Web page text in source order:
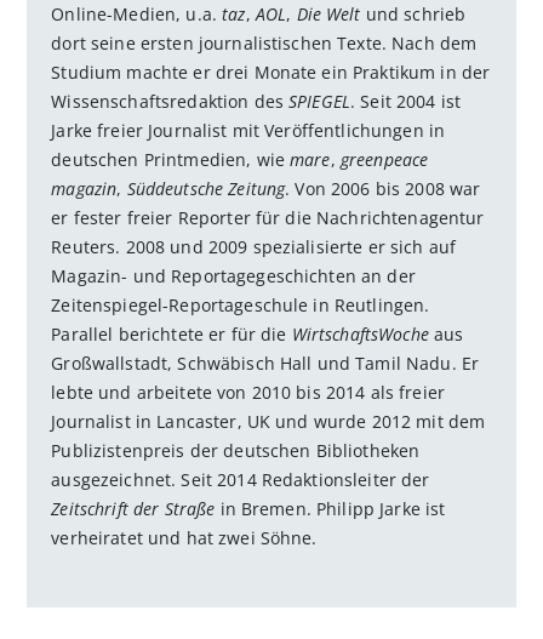
Online-Medien, u.a.taz,AOL, Die Welt und schrieb
dort seine ersten journalistischen Texte. Nach dem
Studium machte er drei Monate ein Praktikum in der
Wissenschaftsredaktion desSPIEGEL. Seit 2004 ist
Jarke freier Journalist mit Veröffentlichungen in
deutschen Printmedien, wiemare, greenpeace
magazin, Süddeutsche Zeitung. Von 2006 bis 2008 war
er fester freier Reporter für die Nachrichtenagentur
Reuters. 2008 und 2009 spezialisierte er sich auf
Magazin- und Reportagegeschichten an der
Zeitenspiegel-Reportageschule in Reutlingen.
Parallel berichtete er für die WirtschaftsWocheaus
Großwallstadt, Schwäbisch Hall und Tamil Nadu. Er
lebte und arbeitete von 2010 bis 2014 als freier
Journalist in Lancaster, UK und wurde 2012 mit dem
Publizistenpreis der deutschen Bibliotheken
ausgezeichnet. Seit 2014 Redaktionsleiter der
Zeitschrift der Straße in Bremen. Philipp Jarke ist
verheiratet und hat zwei Söhne.